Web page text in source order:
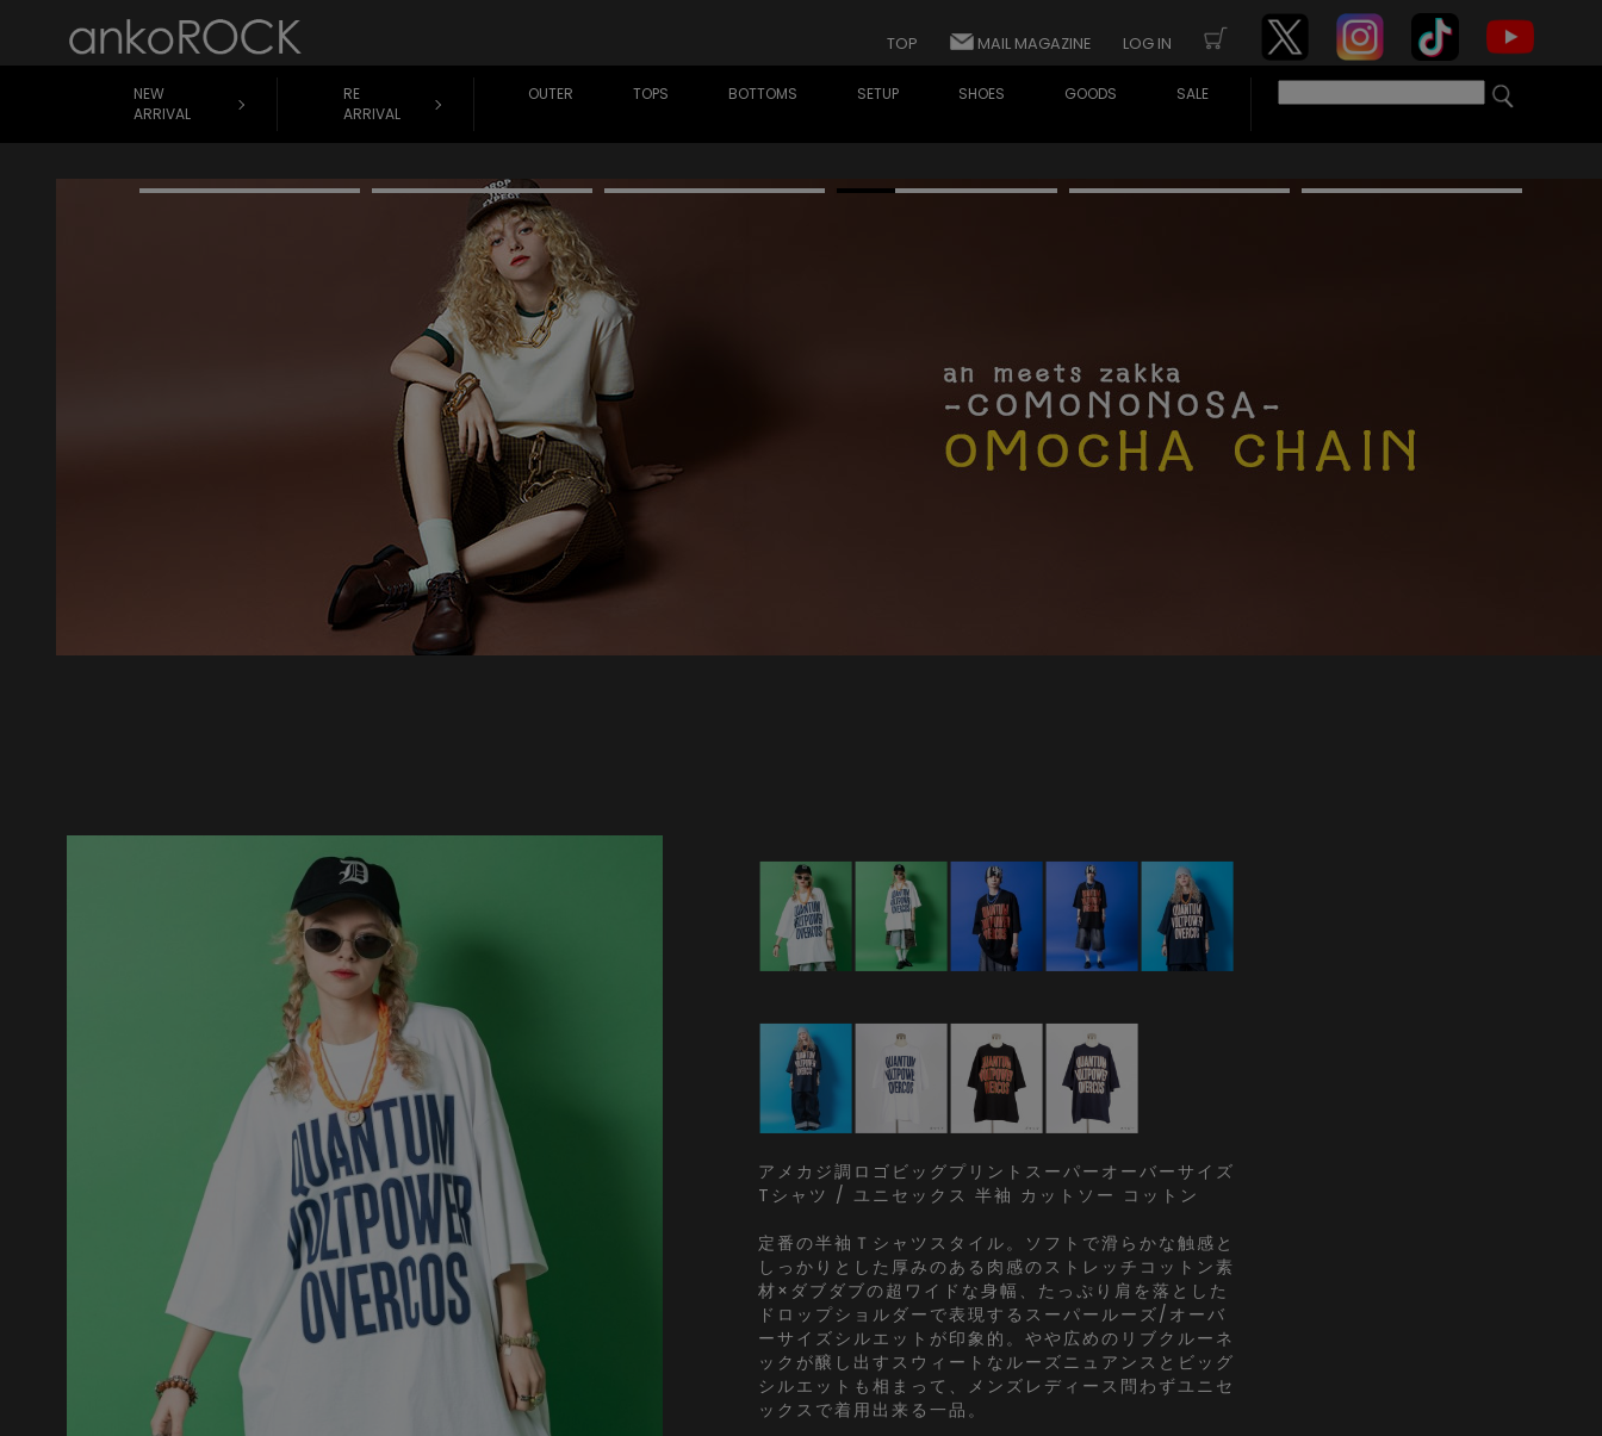
TOP MAIL MAGAZINE LOG IN
NEW
ARRIVAL
RE
ARRIVAL
OUTER TOPS BOTTOMS SETUP SHOES GOODS SALE
アメカジ調ロゴビッグプリントスーパーオーバーサイズ
Tシャツ / ユニセックス 半袖 カットソー コットン
定番の半袖Ｔシャツスタイル。ソフトで滑らかな触感と
しっかりとした厚みのある肉感のストレッチコットン素
材×ダブダブの超ワイドな身幅、たっぷり肩を落とした
ドロップショルダーで表現するスーパールーズ/オーバ
ーサイズシルエットが印象的。やや広めのリブクルーネ
ックが醸し出すスウィートなルーズニュアンスとビッグ
シルエットも相まって、メンズレディース問わずユニセ
ックスで着用出来る一品。